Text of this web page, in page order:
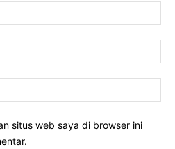
situs web saya di browser ini